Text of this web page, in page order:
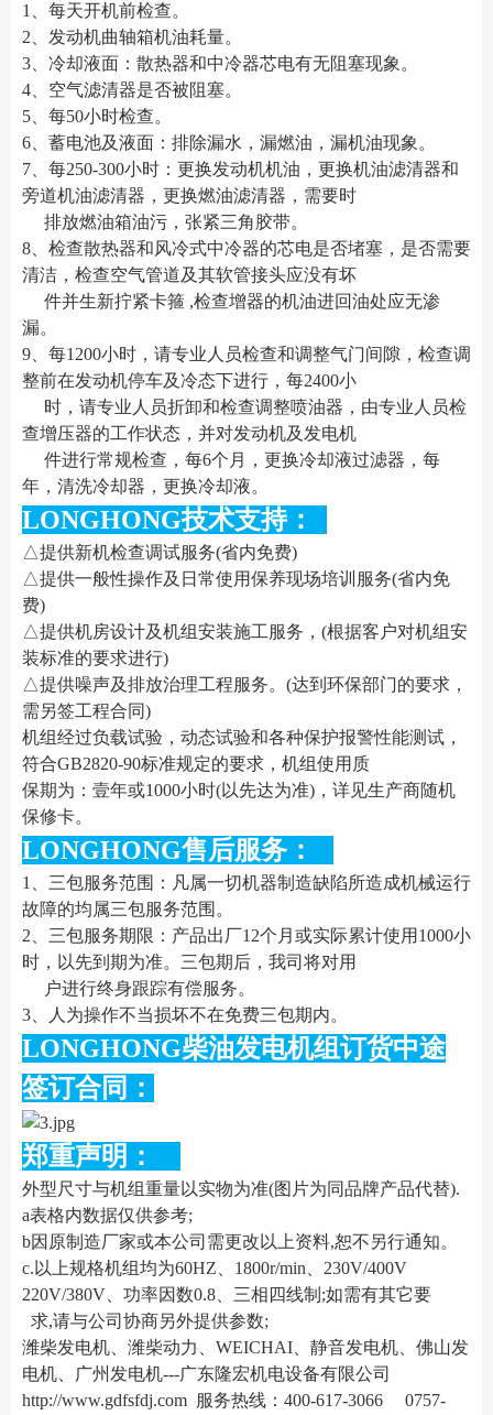
1、每天开机前检查。
2、发动机曲轴箱机油耗量。
3、冷却液面：散热器和中冷器芯电有无阻塞现象。
4、空气滤清器是否被阻塞。
5、每50小时检查。
6、蓄电池及液面：排除漏水，漏燃油，漏机油现象。
7、每250-300小时：更换发动机机油，更换机油滤清器和
旁道机油滤清器，更换燃油滤清器，需要时
排放燃油箱油污，张紧三角胶带。
8、检查散热器和风冷式中冷器的芯电是否堵塞，是否需要
清洁，检查空气管道及其软管接头应没有坏
件并生新拧紧卡箍 ,检查增器的机油进回油处应无渗
漏。
9、每1200小时，请专业人员检查和调整气门间隙，检查调
整前在发动机停车及冷态下进行，每2400小
时，请专业人员折卸和检查调整喷油器，由专业人员检
查增压器的工作状态，并对发动机及发电机
件进行常规检查，每6个月，更换冷却液过滤器，每
年，清洗冷却器，更换冷却液。
LONGHONG技术支持：
△提供新机检查调试服务(省内免费)
△提供一般性操作及日常使用保养现场培训服务(省内免
费)
△提供机房设计及机组安装施工服务，(根据客户对机组安
装标准的要求进行)
△提供噪声及排放治理工程服务。(达到环保部门的要求，
需另签工程合同)
机组经过负载试验，动态试验和各种保护报警性能测试，
符合GB2820-90标准规定的要求，机组使用质
保期为：壹年或1000小时(以先达为准)，详见生产商随机
保修卡。
LONGHONG售后服务：
1、三包服务范围：凡属一切机器制造缺陷所造成机械运行
故障的均属三包服务范围。
2、三包服务期限：产品出厂12个月或实际累计使用1000小
时，以先到期为准。三包期后，我司将对用
户进行终身跟踪有偿服务。
3、人为操作不当损坏不在免费三包期内。
LONGHONG柴油发电机组订货中途
签订合同：
郑重声明：
外型尺寸与机组重量以实物为准(图片为同品牌产品代替).
a表格内数据仅供参考;
b因原制造厂家或本公司需更改以上资料,恕不另行通知。
c.以上规格机组均为60HZ、1800r/min、230V/400V
220V/380V、功率因数0.8、三相四线制;如需有其它要
求,请与公司协商另外提供参数;
潍柴发电机、潍柴动力、WEICHAI、静音发电机、佛山发
电机、广州发电机---广东隆宏机电设备有限公司
http://www.gdfsfdj.com 服务热线：400-617-3066 0757-